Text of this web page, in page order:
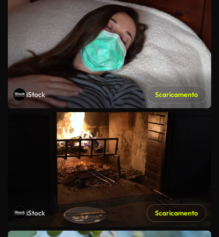
iStock Scaricamento
iStock Scaricamento